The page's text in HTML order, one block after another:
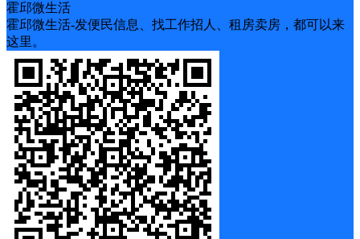
霍邱微生活
霍邱微生活-发便民信息、找工作招人、租房卖房，都可以来
这里。